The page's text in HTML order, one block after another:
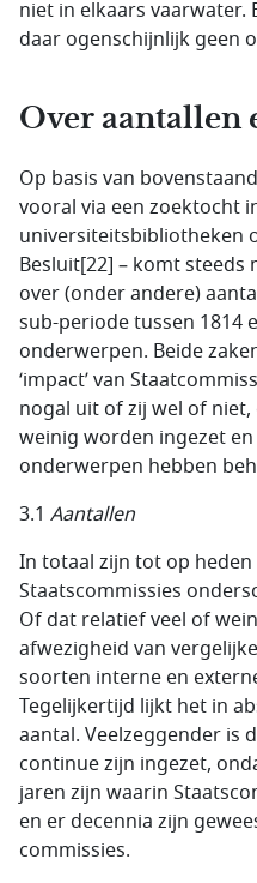
niet in elkaars vaarwater.
daar ogenschijnlijk geen
Over aantallen
Op basis van
vooral via een zoektocht
universiteitsbibliotheken
Besluit[22] – komt
over (onder andere)
sub-periode tussen 1814
onderwerpen. Beide
‘impact’ van
nogal uit of zij wel of
weinig worden ingezet
onderwerpen hebben
3.1 Aantallen
In totaal zijn tot op
Staatscommissies
Of dat relatief veel of
afwezigheid van
soorten interne en
Tegelijkertijd lijkt het in
aantal. Veelzeggender is
continue zijn ingezet,
jaren zijn waarin
en er decennia zijn
commissies.